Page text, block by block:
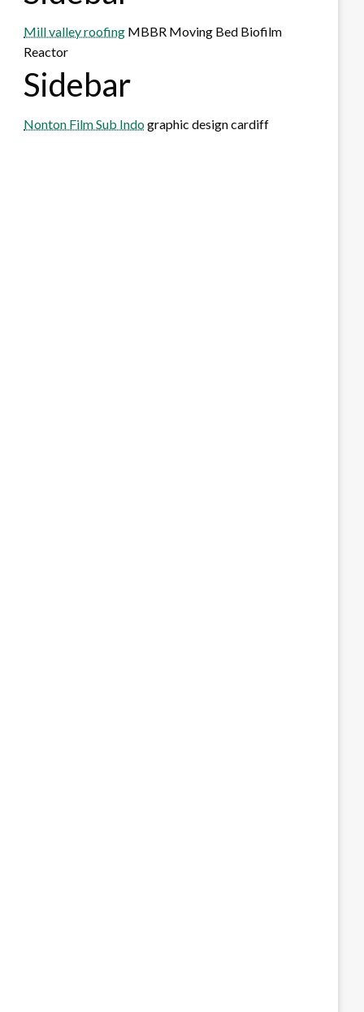
Mill valley roofing MBBR Moving Bed Biofilm
Reactor
Sidebar
Nonton Film Sub Indographic design cardiff